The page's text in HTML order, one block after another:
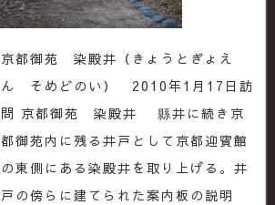
京都御苑 染殿井（きょうとぎょえ
ん そめどのい） 2010年1月17日訪
問 京都御苑 染殿井 縣井に続き京
都御苑内に残る井戸として京都迎賓館
の東側にある染殿井を取り上げる。井
戸の傍らに建てられた案内板の説明